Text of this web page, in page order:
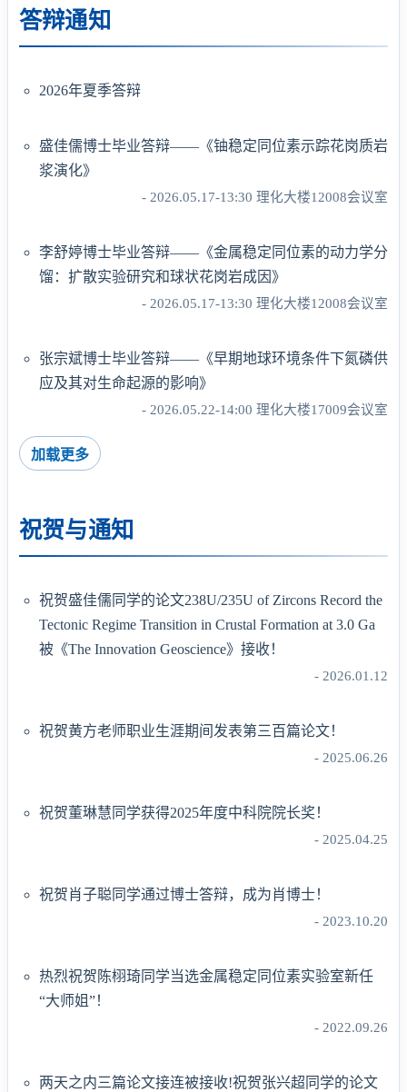
答辩通知
2026年夏季答辩
盛佳儒博士毕业答辩——《铀稳定同位素示踪花岗质岩
浆演化》
- 2026.05.17-13:30 理化大楼12008会议室
李舒婷博士毕业答辩——《金属稳定同位素的动力学分
馏：扩散实验研究和球状花岗岩成因》
- 2026.05.17-13:30 理化大楼12008会议室
张宗斌博士毕业答辩——《早期地球环境条件下氮磷供
应及其对生命起源的影响》
- 2026.05.22-14:00 理化大楼17009会议室
加载更多
祝贺与通知
祝贺盛佳儒同学的论文238U/235U of Zircons Record the
Tectonic Regime Transition in Crustal Formation at 3.0 Ga
被《The Innovation Geoscience》接收！
- 2026.01.12
祝贺黄方老师职业生涯期间发表第三百篇论文！
- 2025.06.26
祝贺董琳慧同学获得2025年度中科院院长奖！
- 2025.04.25
祝贺肖子聪同学通过博士答辩，成为肖博士！
- 2023.10.20
热烈祝贺陈栩琦同学当选金属稳定同位素实验室新任
“大师姐”！
- 2022.09.26
两天之内三篇论文接连被接收!祝贺张兴超同学的论文